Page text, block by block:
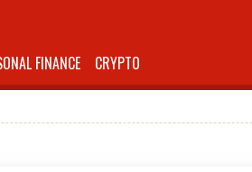
FINANCE CRYPTO